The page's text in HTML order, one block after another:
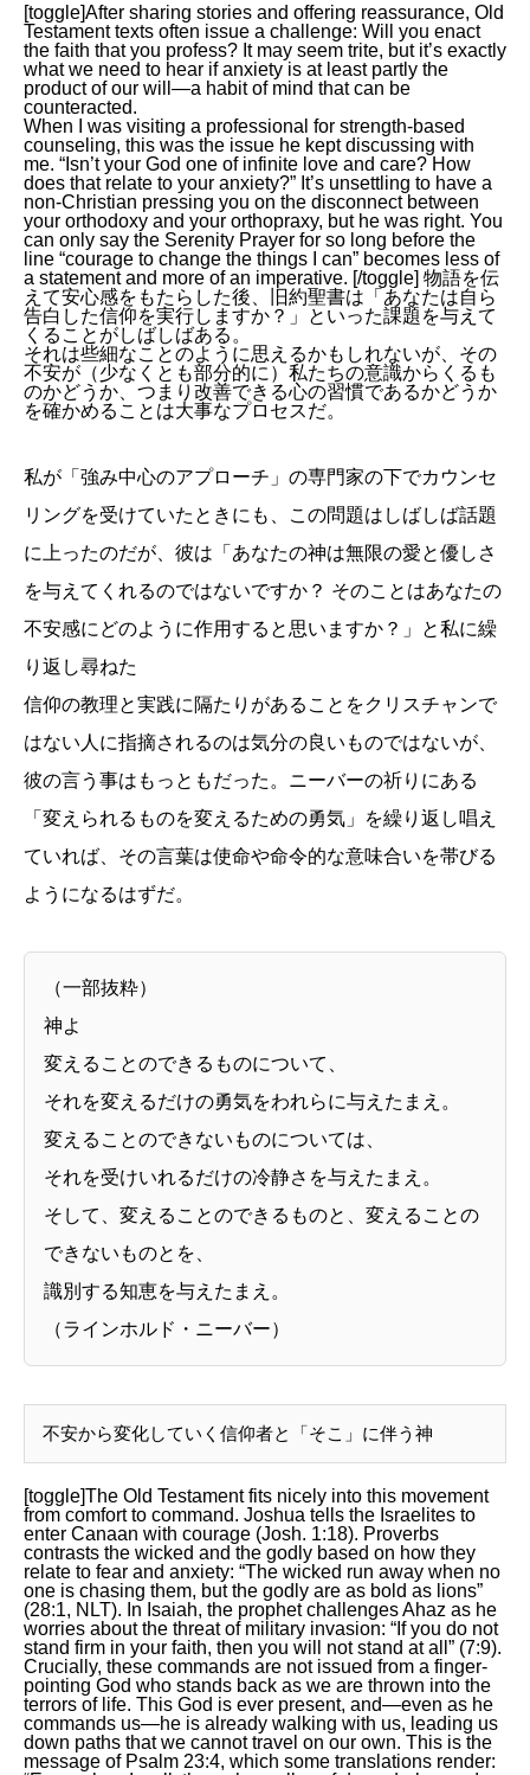
[toggle]After sharing stories and offering reassurance, Old
Testament texts often issue a challenge: Will you enact
the faith that you profess? It may seem trite, but it’s exactly
what we need to hear if anxiety is at least partly the
product of our will—a habit of mind that can be
counteracted.
When I was visiting a professional for strength-based
counseling, this was the issue he kept discussing with
me. “Isn’t your God one of infinite love and care? How
does that relate to your anxiety?” It’s unsettling to have a
non-Christian pressing you on the disconnect between
your orthodoxy and your orthopraxy, but he was right. You
can only say the Serenity Prayer for so long before the
line “courage to change the things I can” becomes less of
a statement and more of an imperative. [/toggle] 物語を伝
えて安心感をもたらした後、旧約聖書は「あなたは自ら
告白した信仰を実行しますか？」といった課題を与えて
くることがしばしばある。
それは些細なことのように思えるかもしれないが、その
不安が（少なくとも部分的に）私たちの意識からくるも
のかどうか、つまり改善できる心の習慣であるかどうか
を確かめることは大事なプロセスだ。
私が「強み中心のアプローチ」の専門家の下でカウンセ
リングを受けていたときにも、この問題はしばしば話題
に上ったのだが、彼は「あなたの神は無限の愛と優しさ
を与えてくれるのではないですか？ そのことはあなたの
不安感にどのように作用すると思いますか？」と私に繰
り返し尋ねた
信仰の教理と実践に隔たりがあることをクリスチャンで
はない人に指摘されるのは気分の良いものではないが、
彼の言う事はもっともだった。ニーバーの祈りにある
「変えられるものを変えるための勇気」を繰り返し唱え
ていれば、その言葉は使命や命令的な意味合いを帯びる
ようになるはずだ。
（一部抜粋）
神よ
変えることのできるものについて、
それを変えるだけの勇気をわれらに与えたまえ。
変えることのできないものについては、
それを受けいれるだけの冷静さを与えたまえ。
そして、変えることのできるものと、変えることの
できないものとを、
識別する知恵を与えたまえ。
（ラインホルド・ニーバー）
不安から変化していく信仰者と「そこ」に伴う神
[toggle]The Old Testament fits nicely into this movement
from comfort to command. Joshua tells the Israelites to
enter Canaan with courage (Josh. 1:18). Proverbs
contrasts the wicked and the godly based on how they
relate to fear and anxiety: “The wicked run away when no
one is chasing them, but the godly are as bold as lions”
(28:1, NLT). In Isaiah, the prophet challenges Ahaz as he
worries about the threat of military invasion: “If you do not
stand firm in your faith, then you will not stand at all” (7:9).
Crucially, these commands are not issued from a finger-
pointing God who stands back as we are thrown into the
terrors of life. This God is ever present, and­—even as he
commands us—he is already walking with us, leading us
down paths that we cannot travel on our own. This is the
message of Psalm 23:4, which some translations render: